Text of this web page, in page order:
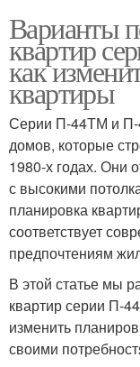
Варианты
квартир
как
квартиры
Серии П-44ТМ и
домов, которые
1980-х годах. Они
с высокими
планировка
соответствует
предпочтениям
В этой статье мы
квартир серии П-
изменить
своими